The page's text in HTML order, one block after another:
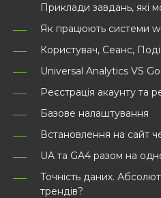
Приклади завдань, які
Як працюють системи
Користувач, Сеанс,
Universal Analytics VS
Реєстрація акаунту та
Базове налаштування
Встановлення на сайт
UA та GA4 разом на
Точність даних.
трендів?